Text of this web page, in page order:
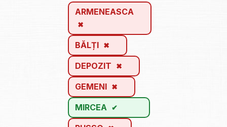
ARMENEASCA
BĂLȚI
DEPOZIT
GEMENI
MIRCEA